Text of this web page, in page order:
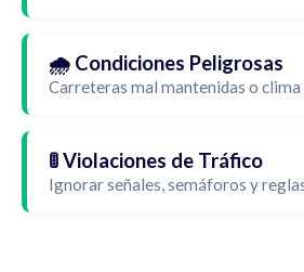
🌧️ Condiciones Peligrosas
Carreteras mal mantenidas o clima
🚦 Violaciones de Tráfico
Ignorar señales, semáforos y